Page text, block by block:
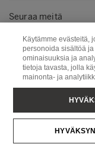
Seuraa meitä
Instagram
YouTube
Metsä Wood
Metsä Tissue
Käytämme evästeitä,
personoida sisältöä
ominaisuuksia ja
tietoja tavasta, jolla
mainonta- ja